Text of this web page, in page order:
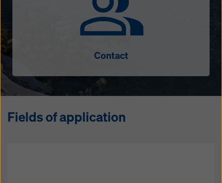
Contact
Fields of application